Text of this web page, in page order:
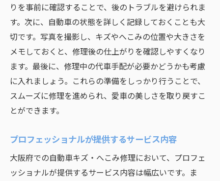
りを事前に確認することで、後のトラブルを避けられま
す。次に、自動車の状態を詳しく記録しておくことも大
切です。写真を撮影し、キズやへこみの位置や大きさを
メモしておくと、修理後の仕上がりを確認しやすくなり
ます。最後に、修理中の代車手配が必要かどうかも考慮
に入れましょう。これらの準備をしっかり行うことで、
スムーズに修理を進められ、愛車の美しさを取り戻すこ
とができます。
プロフェッショナルが提供するサービス内容
大阪府での自動車キズ・へこみ修理において、プロフェ
ッショナルが提供するサービス内容は幅広いです。ま